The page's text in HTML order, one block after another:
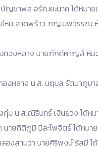
บัญชาพล อรัณยะนาค ได้หมาย
ไหม ลาดพร้าว ภญ.นพวรรณ
ทองหลาง นายภักดีหาญส์ หิม
องหลาง น.ส. นฤมล รัตนาภูบา
กุ่ม น.ส.ณิรินทร์ เงินยวง ได้หม
นายกิติภูมิ นีละไพจิตร์ ได้หมาย
องสามวา นายศิริพงษ์ รัสมี ได้